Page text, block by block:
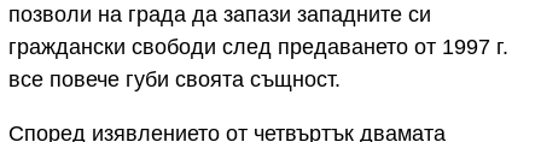
позволи на града да запази западните си
граждански свободи след предаването от 1997 г.
все повече губи своята същност.
Според изявлението от четвъртък двамата